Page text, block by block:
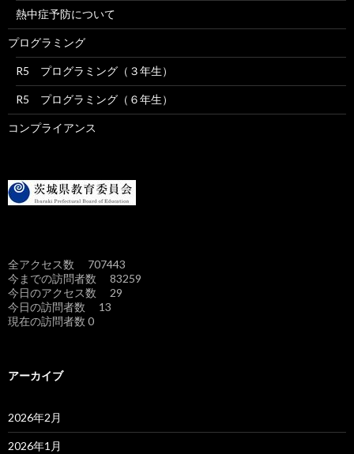
熱中症予防について
プログラミング
R5 プログラミング（３年生）
R5 プログラミング（６年生）
コンプライアンス
全アクセス数 707443
今までの訪問者数 83259
今日のアクセス数 29
今日の訪問者数 13
現在の訪問者数 0
アーカイブ
2026年2月
2026年1月